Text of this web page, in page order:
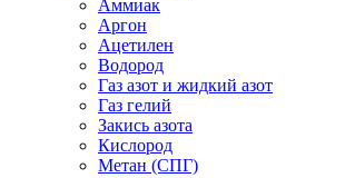
Аммиак
Аргон
Ацетилен
Водород
Газ азот и жидкий азот
Газ гелий
Закись азота
Кислород
Метан (СПГ)